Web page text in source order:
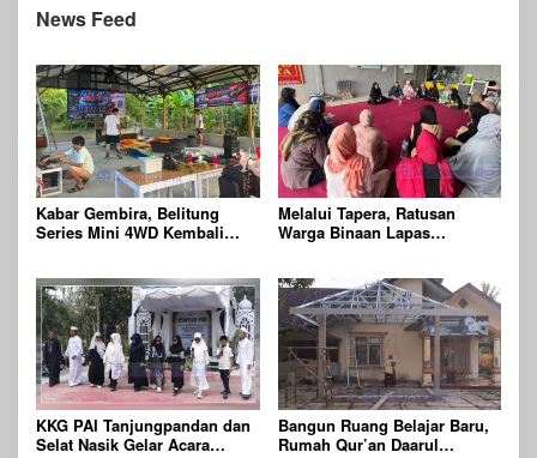
News Feed
Kabar Gembira, Belitung
Series Mini 4WD Kembali
Melalui Tapera, Ratusan
Warga Binaan Lapas
Shalat
KKG PAI Tanjungpandan dan
Selat Nasik Gelar Acara
Bangun Ruang Belajar Baru,
Rumah Qur’an Daarul